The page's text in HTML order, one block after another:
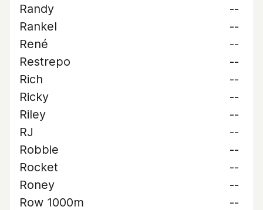
Randy
--
Rankel
--
René
--
Restrepo
--
Rich
--
Ricky
--
Riley
--
RJ
--
Robbie
--
Rocket
--
Roney
--
Row 1000m
--